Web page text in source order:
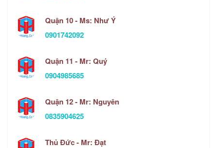
Quận 10 - Ms: Như Ý
0901742092
Quận 11 - Mr: Quý
0904985685
Quận 12 - Mr: Nguyên
0835904625
Thủ Đức - Mr: Đạt